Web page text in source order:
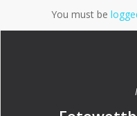
You must be